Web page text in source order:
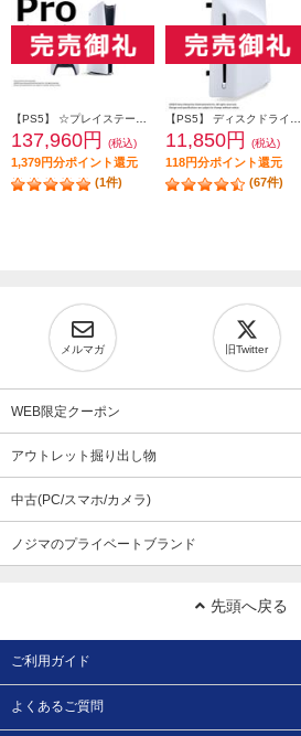
137,960円 (税込)
1,379円分ポイント還元
(1件)
11,850円 (税込)
118円分ポイント還元
(67件)
メルマガ 旧Twitter
WEB限定クーポン
アウトレット掘り出し物
中古(PC/スマホ/カメラ)
ノジマのプライベートブランド
先頭へ戻る
ご利用ガイド
よくあるご質問